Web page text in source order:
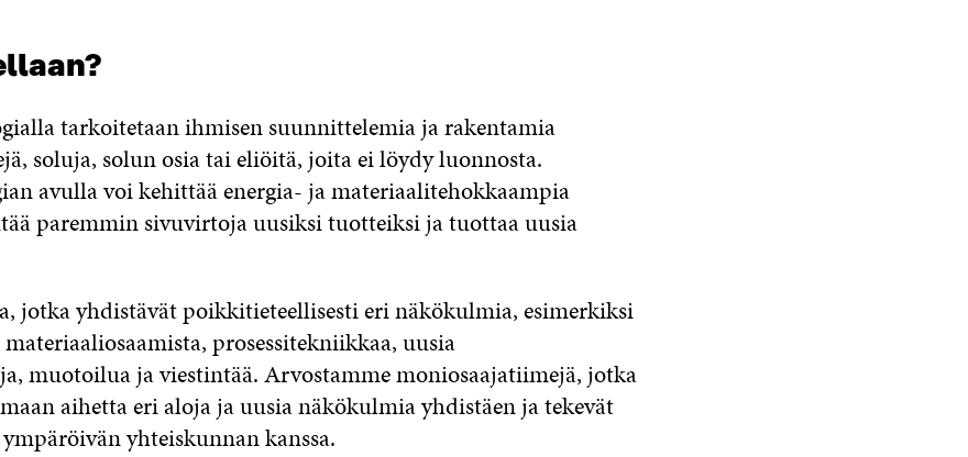
tarkoitetaan ihmisen suunnittelemia ja rakentamia
soluja, solun osia tai eliöitä, joita ei löydy luonnosta.
avulla voi kehittää energia- ja materiaalitehokkaampia
paremmin sivuvirtoja uusiksi tuotteiksi ja tuottaa uusia
jotka yhdistävät poikkitieteellisesti eri näkökulmia, esimerkiksi
prosessitekniikkaa, uusia
muotoilua ja viestintää. Arvostamme moniosaajatiimejä, jotka
aihetta eri aloja ja uusia näkökulmia yhdistäen ja tekevät
yhteiskunnan kanssa.